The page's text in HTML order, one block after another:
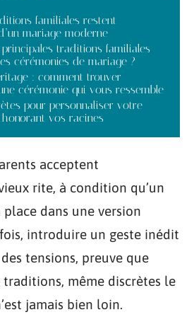
familiales restent
mariage moderne
traditions familiales
cérémonies de mariage ?
: comment trouver
cérémonie qui vous ressemble
pour personnaliser votre
vos racines
acceptent
rite, à condition qu’un
dans une version
introduire un geste inédit
tensions, preuve que
traditions, même discrètes le
jamais bien loin.